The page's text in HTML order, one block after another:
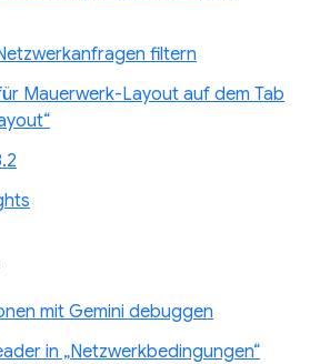
filtern
Mauerwerk-Layout auf dem Tab
mit Gemini debuggen
in „Netzwerkbedingungen“